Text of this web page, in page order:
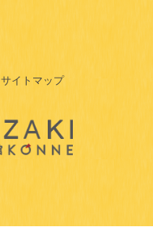
サイトマップ